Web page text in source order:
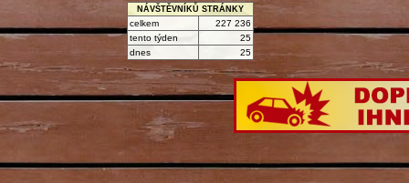
NÁVŠTĚVNÍKŮ STRÁNKY
celkem
227 236
tento týden
25
dnes
25